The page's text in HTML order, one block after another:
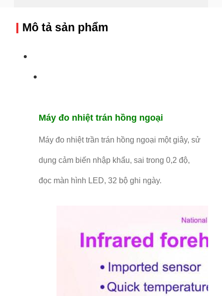
Mô tả sản phẩm
Máy đo nhiệt trán hồng ngoại
Máy đo nhiệt trần trán hồng ngoại một giây, sử
dụng cảm biến nhập khẩu, sai trong 0,2 độ,
đọc màn hình LED, 32 bộ ghi ngày.